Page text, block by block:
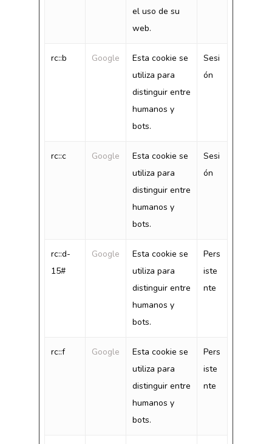
el uso de su
web.
rc::b Google
Esta cookie se
utiliza para
distinguir entre
humanos y
bots.
Sesi
ón
rc::c Google
Esta cookie se
utiliza para
distinguir entre
humanos y
bots.
Sesi
ón
rc::d-
15#
Google
Esta cookie se
utiliza para
distinguir entre
humanos y
bots.
Pers
iste
nte
rc::f Google
Esta cookie se
utiliza para
distinguir entre
humanos y
bots.
Pers
iste
nte